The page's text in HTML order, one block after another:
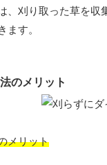
、刈り取った草を
ます。
のメリット
メリット